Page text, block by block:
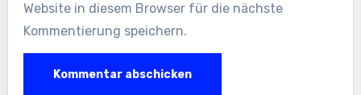
Website in diesem Browser für die nächste
Kommentierung speichern.